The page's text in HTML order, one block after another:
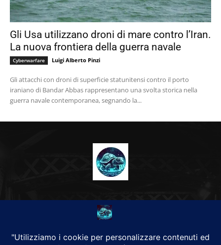
Gli Usa utilizzano droni di mare contro l’Iran.
La nuova frontiera della guerra navale
Cyberwarfare Luigi Alberto Pinzi
Gli attacchi con droni di superficie statunitensi contro il porto
iraniano di Bandar Abbas rappresentano una svolta storica nella
guerra navale contemporanea, segnando la...
CHI SIAMO
Alground Geopolitica e Cyberwarfare.